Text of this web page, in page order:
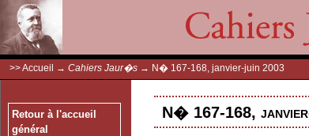
>>Accueil → Cahiers Jaur�s → N� 167-168, janvier-juin 2003
Retour à l'accueil
général
N� 167-168,